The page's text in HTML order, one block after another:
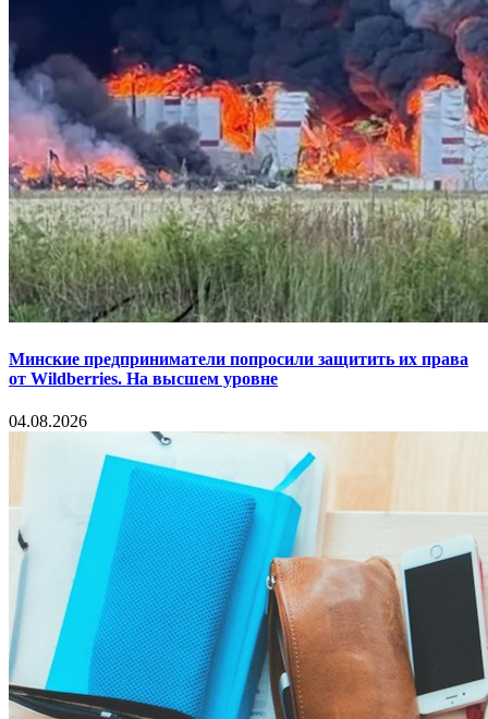
Минские предприниматели попросили защитить их права
от Wildberries. На высшем уровне
04.08.2026